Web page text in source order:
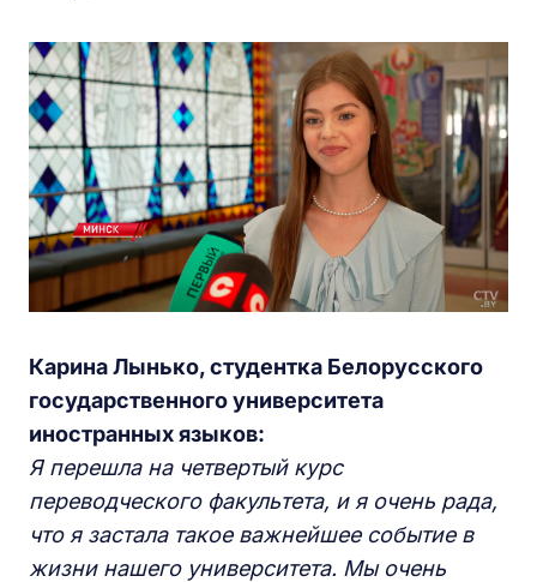
Карина Лынько, студентка Белорусского
государственного университета
иностранных языков:
Я перешла на четвертый курс
переводческого факультета, и я очень рада,
что я застала такое важнейшее событие в
жизни нашего университета. Мы очень